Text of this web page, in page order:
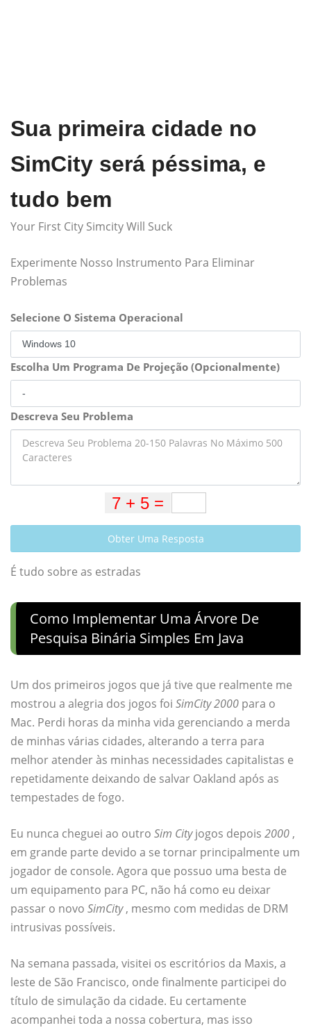
Sua primeira cidade no
SimCity será péssima, e
tudo bem
Your First City Simcity Will Suck
Experimente Nosso Instrumento Para Eliminar
Problemas
Selecione O Sistema Operacional
Escolha Um Programa De Projeção (Opcionalmente)
Descreva Seu Problema
Obter Uma Resposta
É tudo sobre as estradas
Como Implementar Uma Árvore De
Pesquisa Binária Simples Em Java
Um dos primeiros jogos que já tive que realmente me
mostrou a alegria dos jogos foi SimCity 2000 para o
Mac. Perdi horas da minha vida gerenciando a merda
de minhas várias cidades, alterando a terra para
melhor atender às minhas necessidades capitalistas e
repetidamente deixando de salvar Oakland após as
tempestades de fogo.
Eu nunca cheguei ao outro Sim Cityjogos depois 2000 ,
em grande parte devido a se tornar principalmente um
jogador de console. Agora que possuo uma besta de
um equipamento para PC, não há como eu deixar
passar o novo SimCity, mesmo com medidas de DRM
intrusivas possíveis.
Na semana passada, visitei os escritórios da Maxis, a
leste de São Francisco, onde finalmente participei do
título de simulação da cidade. Eu certamente
acompanhei toda a nossa cobertura, mas isso